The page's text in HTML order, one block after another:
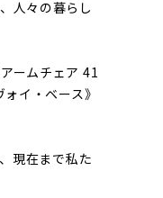
人々の暮らし
ームチェア 41
イ・ベース》
現在まで私た